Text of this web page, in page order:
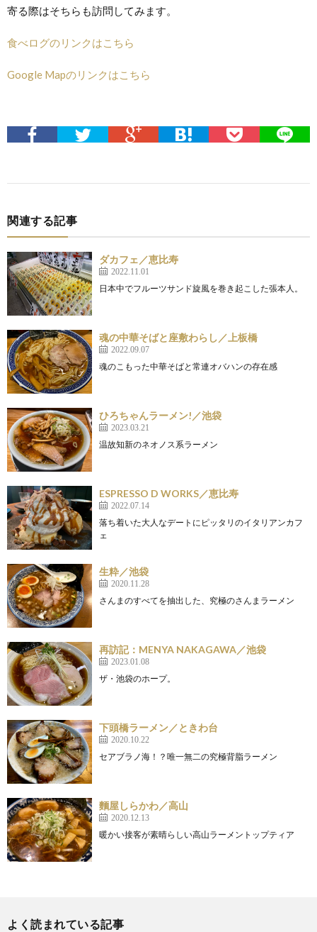
寄る際はそちらも訪問してみます。
食べログのリンクはこちら
Google Mapのリンクはこちら
関連する記事
ダカフェ／恵比寿
2022.11.01
日本中でフルーツサンド旋風を巻き起こした張本人。
魂の中華そばと座敷わらし／上板橋
2022.09.07
魂のこもった中華そばと常連オバハンの存在感
ひろちゃんラーメン!／池袋
2023.03.21
温故知新のネオノス系ラーメン
ESPRESSO D WORKS／恵比寿
2022.07.14
落ち着いた大人なデートにピッタリのイタリアンカフ
ェ
生粋／池袋
2020.11.28
さんまのすべてを抽出した、究極のさんまラーメン
再訪記：MENYA NAKAGAWA／池袋
2023.01.08
ザ・池袋のホープ。
下頭橋ラーメン／ときわ台
2020.10.22
セアブラノ海！？唯一無二の究極背脂ラーメン
麵屋しらかわ／高山
2020.12.13
暖かい接客が素晴らしい高山ラーメントップティア
よく読まれている記事